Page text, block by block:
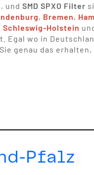
, und SMD SPXO Filter
, Bremen,
Schleswig-Holstein
wo in
genau das
Pfalz